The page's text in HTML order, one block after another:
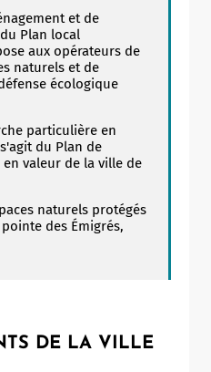
et de
Plan local
aux opérateurs de
naturels et de
écologique
particulière en
du Plan de
valeur de la ville de
naturels protégés
des Émigrés,
DE LA VILLE